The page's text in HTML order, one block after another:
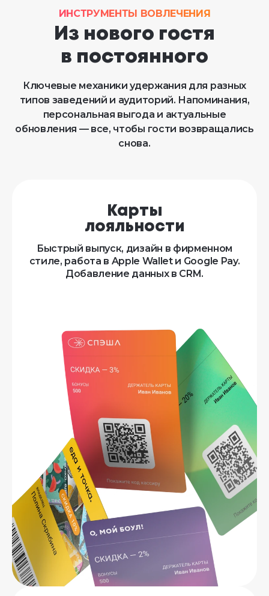
ИНСТРУМЕНТЫ ВОВЛЕЧЕНИЯ
Из нового гостя
в постоянного
Ключевые механики удержания для разных
типов заведений и аудиторий. Напоминания,
персональная выгода и актуальные
обновления — все, чтобы гости возвращались
снова.
Карты
лояльности
Быстрый выпуск, дизайн в фирменном
стиле, работа в Apple Wallet и Google Pay.
Добавление данных в CRM.